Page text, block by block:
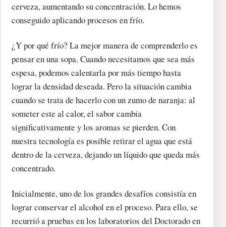
cerveza, aumentando su concentración. Lo hemos
conseguido aplicando procesos en frío.
¿Y por qué frío? La mejor manera de comprenderlo es
pensar en una sopa. Cuando necesitamos que sea más
espesa, podemos calentarla por más tiempo hasta
lograr la densidad deseada. Pero la situación cambia
cuando se trata de hacerlo con un zumo de naranja: al
someter este al calor, el sabor cambia
significativamente y los aromas se pierden. Con
nuestra tecnología es posible retirar el agua que está
dentro de la cerveza, dejando un líquido que queda más
concentrado.
Inicialmente, uno de los grandes desafíos consistía en
lograr conservar el alcohol en el proceso. Para ello, se
recurrió a pruebas en los laboratorios del Doctorado en